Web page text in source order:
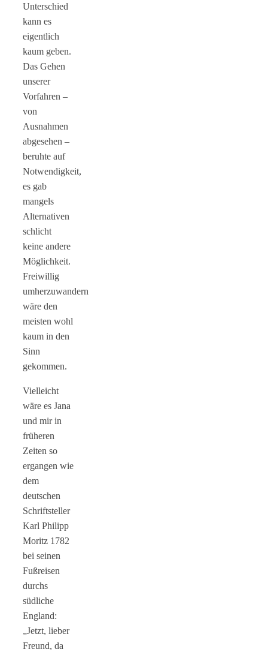
Unterschied
kann es
eigentlich
kaum geben.
Das Gehen
unserer
Vorfahren –
von
Ausnahmen
abgesehen –
beruhte auf
Notwendigkeit,
es gab
mangels
Alternativen
schlicht
keine andere
Möglichkeit.
Freiwillig
umherzuwandern
wäre den
meisten wohl
kaum in den
Sinn
gekommen.
Vielleicht
wäre es Jana
und mir in
früheren
Zeiten so
ergangen wie
dem
deutschen
Schriftsteller
Karl Philipp
Moritz 1782
bei seinen
Fußreisen
durchs
südliche
England:
„Jetzt, lieber
Freund, da